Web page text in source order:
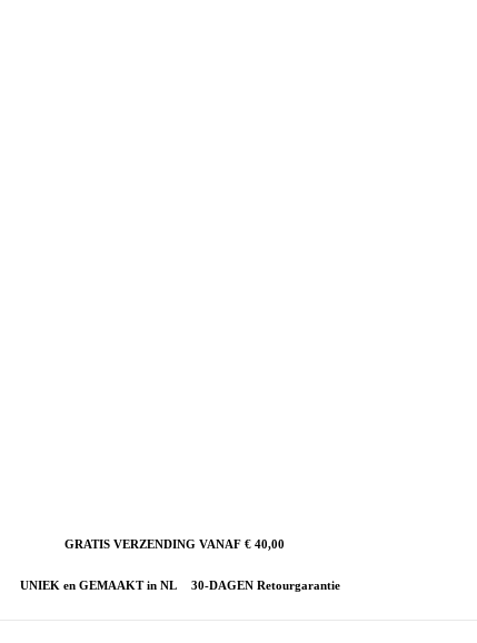
GRATIS VERZENDING VANAF € 40,00
UNIEK en GEMAAKT in NL 30-DAGEN Retourgarantie